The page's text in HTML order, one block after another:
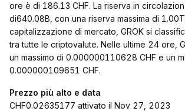
ore è di 186.13 CHF. La riserva in
di640.08B, con una riserva massima di
capitalizzazione di mercato, GROK si
tra tutte le criptovalute. Nelle ultime 24 ore,
un massimo di 0.000000110628 CHF e un
0.000000109651 CHF.
Prezzo più alto e data
CHF0.02635177 attivato il Nov 27, 2023